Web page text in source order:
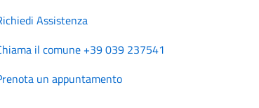
Assistenza
il comune +39 039 237541
un appuntamento